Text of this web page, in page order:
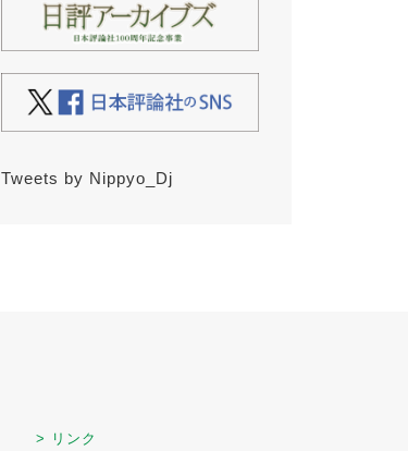
Tweets by Nippyo_Dj
> リンク